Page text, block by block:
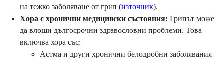
на тежко заболяване от грип (източник).
Хора с хронични медицински състояния: Грипът може
да влоши дългосрочни здравословни проблеми. Това
включва хора със:
Астма и други хронични белодробни заболявания